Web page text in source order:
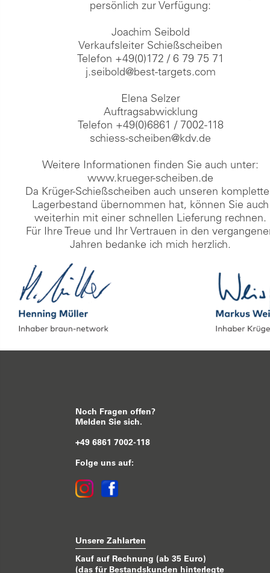
persönlich zur Verfügung:
Joachim Seibold
Verkaufsleiter Schießscheiben
Telefon +49(0)172 / 6 79 75 71
j.seibold@best-targets.com
Elena Selzer
Auftragsabwicklung
Telefon +49(0)6861 / 7002-118
schiess-scheiben@kdv.de
Weitere Informationen finden Sie auch unter:
www.krueger-scheiben.de
Da Krüger-Schießscheiben auch unseren
Lagerbestand übernommen hat, können Sie auch
weiterhin mit einer schnellen Lieferung rechnen.
Für Ihre Treue und Ihr Vertrauen in den
Jahren bedanke ich mich herzlich.
Noch Fragen offen?
Melden Sie sich.
+49 6861 7002-118
Folge uns auf:
Unsere Zahlarten
Kauf auf Rechnung (ab 35 Euro)
(das für Bestandskunden hinterlegte